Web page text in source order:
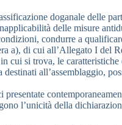
doganale delle
delle misure
condurre a
a), di cui all’Allegato I del
si trova, le
all’assemblaggio,
l’unicità della